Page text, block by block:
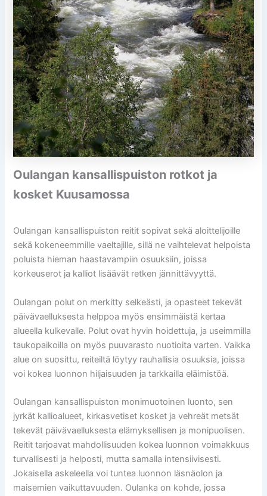
Oulangan kansallispuiston rotkot ja
kosket Kuusamossa
Oulangan kansallispuiston reitit sopivat sekä aloittelijoille
sekä kokeneemmille vaeltajille, sillä ne vaihtelevat helpoista
poluista hieman haastavampiin osuuksiin, joissa
korkeuserot ja kalliot lisäävät retken jännittävyyttä.
Oulangan polut on merkitty selkeästi, ja opasteet tekevät
päivävaelluksesta helppoa myös ensimmäistä kertaa
alueella kulkevalle. Polut ovat hyvin hoidettuja, ja useimmilla
taukopaikoilla on myös puuvarasto nuotioita varten. Vaikka
alue on suosittu, reiteiltä löytyy rauhallisia osuuksia, joissa
voi kokea luonnon hiljaisuuden ja tarkkailla eläimistöä.
Oulangan kansallispuiston monimuotoinen luonto, sen
jyrkät kallioalueet, kirkasvetiset kosket ja vehreät metsät
tekevät päivävaelluksesta elämyksellisen ja monipuolisen.
Reitit tarjoavat mahdollisuuden kokea luonnon voimakkuus
turvallisesti ja helposti, mutta samalla intensiivisesti.
Jokaisella askeleella voi tuntea luonnon läsnäolon ja
maisemien vaikuttavuuden. Oulanka on kohde, jossa